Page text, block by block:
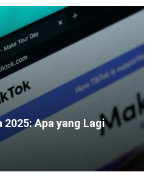
Apa yang Lagi